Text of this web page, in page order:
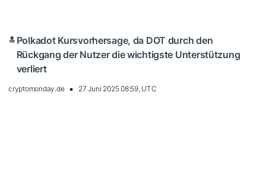
🔝 Polkadot Kursvorhersage, da DOT durch den
Rückgang der Nutzer die wichtigste Unterstützung
verliert
cryptomonday.de 27 Juni 2025 08:59, UTC